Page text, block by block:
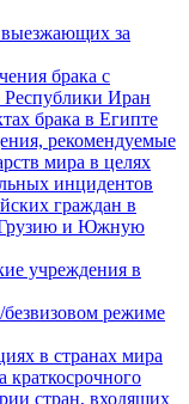
за
брака с
Иран
брака в Египте
рекомендуемые
мира в целях
инцидентов
граждан в
и Южную
учреждения в
режиме
в странах мира
краткосрочного
стран, входящих